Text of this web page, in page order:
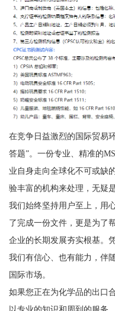
在竞争日益激烈的国际贸易
答题”。一份专业、精准的
业自身走向全球化不可或缺
验丰富的机构来处理，无疑
我们始终坚持用户至上，用
了完成一份文件，更是为了
企业的长期发展夯实根基。
我们有信心、也有能力，伴
国际市场。
如果您正在为化学品的出口